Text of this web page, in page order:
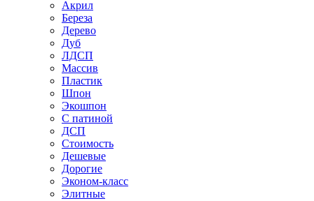
Акрил
Береза
Дерево
Дуб
ЛДСП
Массив
Пластик
Шпон
Экошпон
С патиной
ДСП
Стоимость
Дешевые
Дорогие
Эконом-класс
Элитные